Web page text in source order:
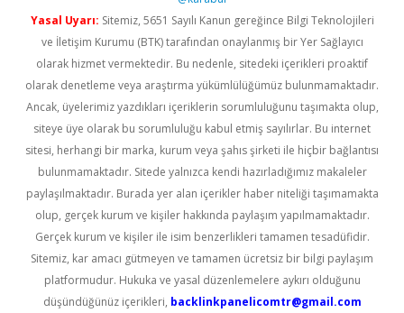
Yasal Uyarı: Sitemiz, 5651 Sayılı Kanun gereğince Bilgi Teknolojileri
ve İletişim Kurumu (BTK) tarafından onaylanmış bir Yer Sağlayıcı
olarak hizmet vermektedir. Bu nedenle, sitedeki içerikleri proaktif
olarak denetleme veya araştırma yükümlülüğümüz bulunmamaktadır.
Ancak, üyelerimiz yazdıkları içeriklerin sorumluluğunu taşımakta olup,
siteye üye olarak bu sorumluluğu kabul etmiş sayılırlar. Bu internet
sitesi, herhangi bir marka, kurum veya şahıs şirketi ile hiçbir bağlantısı
bulunmamaktadır. Sitede yalnızca kendi hazırladığımız makaleler
paylaşılmaktadır. Burada yer alan içerikler haber niteliği taşımamakta
olup, gerçek kurum ve kişiler hakkında paylaşım yapılmamaktadır.
Gerçek kurum ve kişiler ile isim benzerlikleri tamamen tesadüfidir.
Sitemiz, kar amacı gütmeyen ve tamamen ücretsiz bir bilgi paylaşım
platformudur. Hukuka ve yasal düzenlemelere aykırı olduğunu
düşündüğünüz içerikleri, backlinkpanelicomtr@gmail.com